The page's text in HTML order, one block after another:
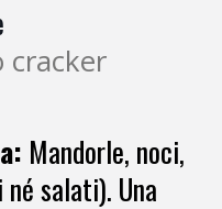
cracker
Mandorle, noci,
salati). Una